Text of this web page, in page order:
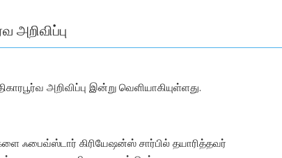
அறிவிப்பு
அறிவிப்பு இன்று வெளியாகியுள்ளது.
ஃபைவ்ஸ்டார் கிரியேஷன்ஸ் சார்பில் தயாரித்தவர்